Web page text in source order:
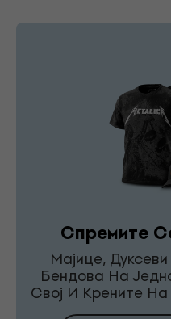
Спремите
Мајице,
Бендова На
Свој И Крените